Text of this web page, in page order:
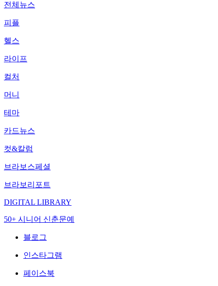
전체뉴스
피플
헬스
라이프
컬처
머니
테마
카드뉴스
컷&칼럼
브라보스페셜
브라보리포트
DIGITAL LIBRARY
50+ 시니어 신춘문예
블로그
인스타그램
페이스북